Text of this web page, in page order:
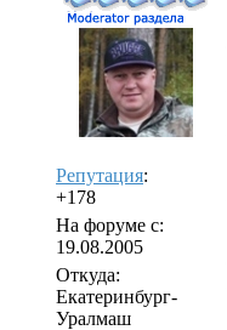
Репутация:
+178
На форуме с:
19.08.2005
Откуда:
Екатеринбург-
Уралмаш